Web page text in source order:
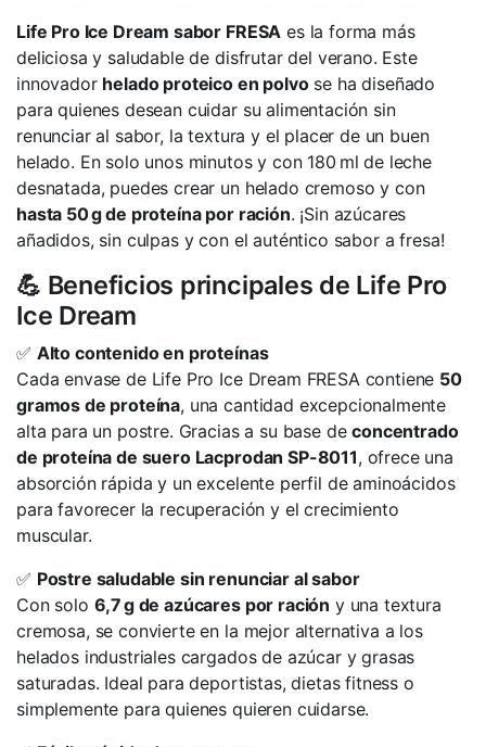
Life Pro Ice Dream sabor FRESA es la forma más
deliciosa y saludable de disfrutar del verano. Este
innovador helado proteico en polvose ha diseñado
para quienes desean cuidar su alimentación sin
renunciar al sabor, la textura y el placer de un buen
helado. En solo unos minutos y con 180 ml de leche
desnatada, puedes crear un helado cremoso y con
hasta 50 g de proteína por ración. ¡Sin azúcares
añadidos, sin culpas y con el auténtico sabor a fresa!
💪 Beneficios principales de Life Pro
Ice Dream
✅ Alto contenido en proteínas
Cada envase de Life Pro Ice Dream FRESA contiene 50
gramos de proteína, una cantidad excepcionalmente
alta para un postre. Gracias a su base deconcentrado
de proteína de suero Lacprodan SP-8011, ofrece una
absorción rápida y un excelente perfil de aminoácidos
para favorecer la recuperación y el crecimiento
muscular.
✅ Postre saludable sin renunciar al sabor
Con solo 6,7 g de azúcares por ración y una textura
cremosa, se convierte en la mejor alternativa a los
helados industriales cargados de azúcar y grasas
saturadas. Ideal para deportistas, dietas fitness o
simplemente para quienes quieren cuidarse.